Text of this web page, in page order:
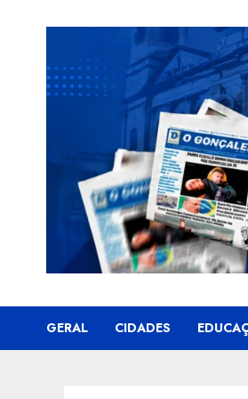
GERAL CIDADES